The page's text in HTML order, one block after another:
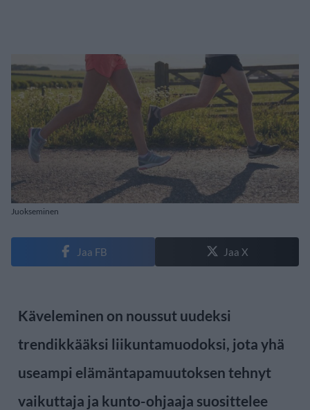
Juokseminen
Jaa FB Jaa X
Käveleminen on noussut uudeksi
trendikkääksi liikuntamuodoksi, jota yhä
useampi elämäntapamuutoksen tehnyt
vaikuttaja ja kunto-ohjaaja suosittelee